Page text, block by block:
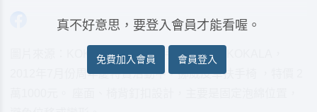
圖片來源：KOKOKALA 北歐二手家具店KOKOKALA，
2012年7月份周年慶特賣活動中，挪威皮革扶手椅 ，特價 2
真不好意思，要登入會員才能看喔。
免費加入會員 會員登入